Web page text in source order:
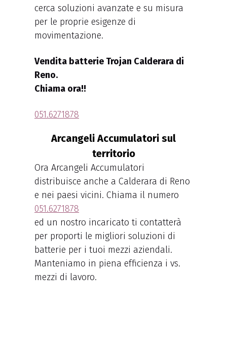
cerca soluzioni avanzate e su misura
per le proprie esigenze di
movimentazione.
Vendita batterie Trojan Calderara di
Reno.
Chiama ora!!
051.6271878
Arcangeli Accumulatori sul
territorio
Ora Arcangeli Accumulatori
distribuisce anche a Calderara di Reno
e nei paesi vicini. Chiama il numero
051.6271878
ed un nostro incaricato ti contatterà
per proporti le migliori soluzioni di
batterie per i tuoi mezzi aziendali.
Manteniamo in piena efficienza i vs.
mezzi di lavoro.